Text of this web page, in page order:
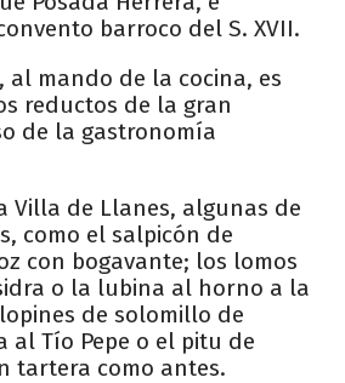
barroco del S. XVII.
al mando de la cocina, es
reductos de la gran
de la gastronomía
Villa de Llanes, algunas de
como el salpicón de
con bogavante; los lomos
o la lubina al horno a la
de solomillo de
Tío Pepe o el pitu de
tartera como antes.